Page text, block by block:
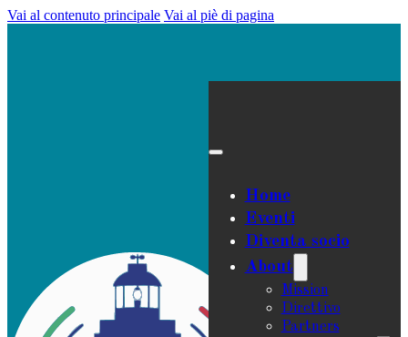
Vai al contenuto principale Vai al piè di pagina
Home
Eventi
Diventa socio
About
Mission
Direttivo
Partners